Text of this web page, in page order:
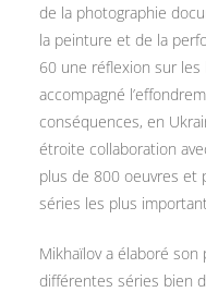
de la photographie
la peinture et de la
60 une réflexion sur
accompagné
conséquences, en
étroite collaboration
plus de 800 oeuvres et
séries les plus
Mikhaïlov a élaboré
différentes séries bien